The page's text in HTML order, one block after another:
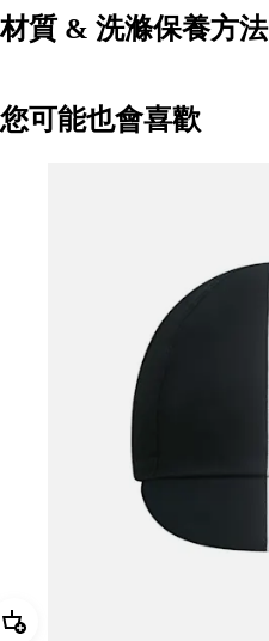
材質 & 洗滌保養方法
您可能也會喜歡
加進購物籃 Rapha Cap II